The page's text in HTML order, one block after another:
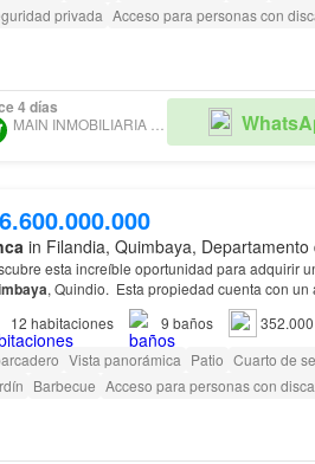
privada Acceso para personas con
4 días
in Filandia, Quimbaya, Departamento
esta increíble oportunidad para adquirir
, Quindio. Esta propiedad cuenta con un
de los cuales 700.0 metros cuadrados
12 habitaciones 9 baños
352.000
Vista panorámica Patio Cuarto de
Barbecue Acceso para personas con